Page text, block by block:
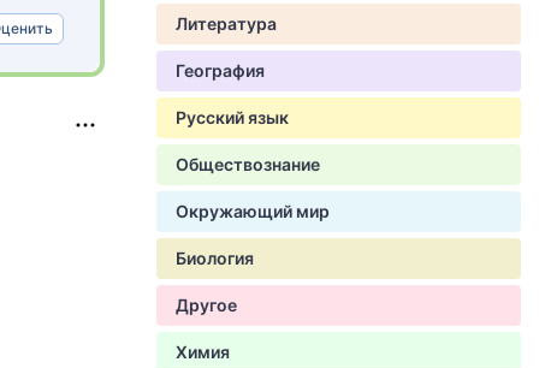
Литература
География
Русский язык
Обществознание
Окружающий мир
Биология
Другое
Химия